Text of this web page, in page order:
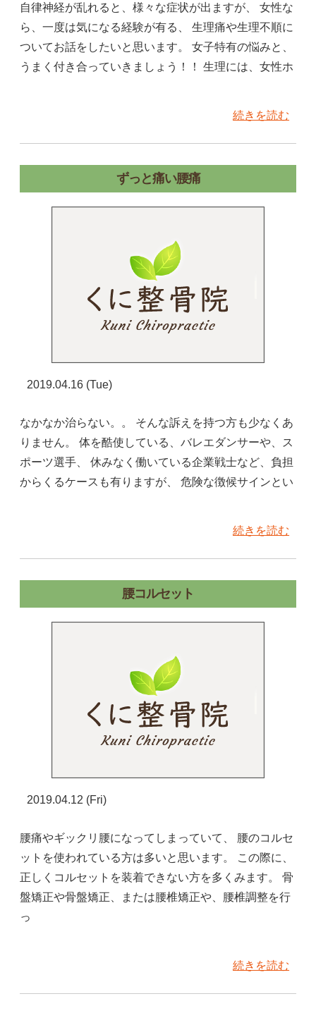
自律神経が乱れると、様々な症状が出ますが、 女性な
ら、一度は気になる経験が有る、 生理痛や生理不順に
ついてお話をしたいと思います。 女子特有の悩みと、
うまく付き合っていきましょう！！ 生理には、女性ホ
続きを読む
ずっと痛い腰痛
2019.04.16 (Tue)
なかなか治らない。。 そんな訴えを持つ方も少なくあ
りません。 体を酷使している、バレエダンサーや、ス
ポーツ選手、 休みなく働いている企業戦士など、負担
からくるケースも有りますが、 危険な徴候サインとい
続きを読む
腰コルセット
2019.04.12 (Fri)
腰痛やギックリ腰になってしまっていて、 腰のコルセ
ットを使われている方は多いと思います。 この際に、
正しくコルセットを装着できない方を多くみます。 骨
盤矯正や骨盤矯正、または腰椎矯正や、腰椎調整を行
っ
続きを読む